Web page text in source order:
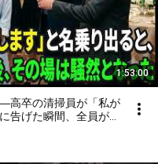
1:53:00
高卒の清掃員が「私が
告げた瞬間、全員が嘲
静まり返った。#動
物語